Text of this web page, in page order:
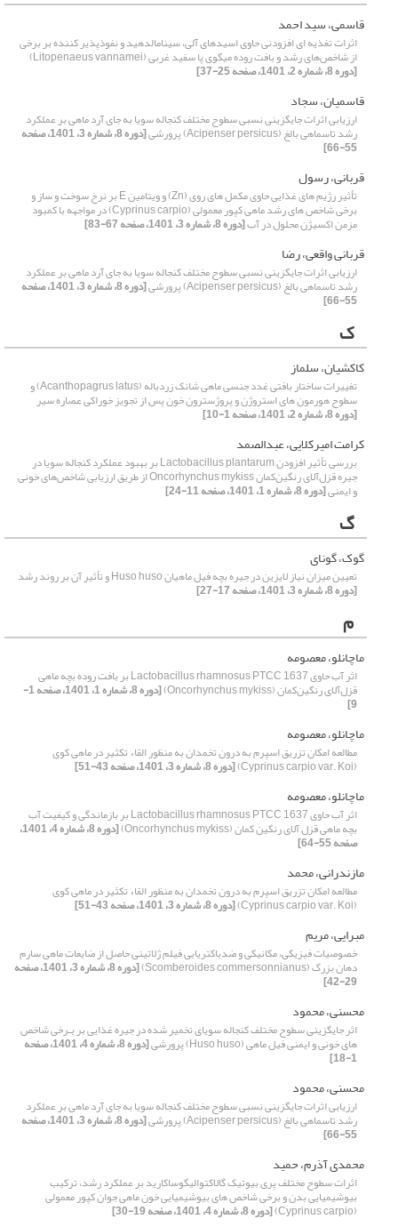
قاسمی، سید احمد
اثرات تغذیه ای افزودنی حاوی اسیدهای آلی، سینامالدهید و نفوذپذیر کننده بر برخی
از شاخص‌های رشد و بافت روده میگوی پا سفید غربی (Litopenaeus vannamei)
[دوره 8، شماره 2، 1401، صفحه 25-37]
قاسمیان، سجاد
ارزیابی اثرات جایگزینی نسبی سطوح مختلف کنجاله سویا به جای آرد ماهی بر عملکرد
رشد تاسماهی بالغ (Acipenser persicus) پرورشی [دوره 8، شماره 3، 1401، صفحه
55-66]
قربانی، رسول
تأثیر رژیم های غذایی حاوی مکمل های روی (Zn) و ویتامین E بر نرخ سوخت و ساز و
برخی شاخص های رشد ماهی کپور معمولی (Cyprinus carpio) در مواجهه با کمبود
مزمن اکسیژن محلول در آب[دوره 8، شماره 3، 1401، صفحه 67-83]
قربانی واقعی، رضا
ارزیابی اثرات جایگزینی نسبی سطوح مختلف کنجاله سویا به جای آرد ماهی بر عملکرد
رشد تاسماهی بالغ (Acipenser persicus) پرورشی [دوره 8، شماره 3، 1401، صفحه
55-66]
ک
کاکشیان، سلماز
تغییرات ساختار بافتی غدد جنسی ماهی شانک زردباله (Acanthopagrus latus) و
سطوح هورمون های استروژن و پروژسترون خون پس از تجویز خوراکی عصاره سیر
[دوره 8، شماره 2، 1401، صفحه 1-10]
کرامت امیرکلایی، عبدالصمد
بررسی تأثیر افزودن Lactobacillus plantarum بر بهبود عملکرد کنجاله سویا در
جیره قزل‌آلای رنگین‌کمان Oncorhynchus mykiss از طریق ارزیابی شاخص‌های خونی
و ایمنی[دوره 8، شماره 1، 1401، صفحه 11-24]
گ
گوک، گونای
تعیین میزان نیاز لایزین در جیره بچه فیل ماهیان Huso huso و تأثیر آن بر روند رشد
[دوره 8، شماره 3، 1401، صفحه 17-27]
م
ماچانلو، معصومه
اثر آب حاوی Lactobacillus rhamnosus PTCC 1637 بر بافت روده بچه ماهی
قزل‌آلای رنگین‌کمان (Oncorhynchus mykiss) [دوره 8، شماره 1، 1401، صفحه 1-
9]
ماچانلو، معصومه
مطالعه امکان تزریق اسپرم به درون تخمدان به منظور القاء تکثیر در ماهی کوی
(Cyprinus carpio var. Koi) [دوره 8، شماره 3، 1401، صفحه 43-51]
ماچانلو، معصومه
اثر آب حاوی Lactobacillus rhamnosus PTCC 1637 بر بازماندگی و کیفیت آب
بچه ماهی قزل آلای رنگین کمان (Oncorhynchus mykiss) [دوره 8، شماره 4، 1401،
صفحه 55-64]
مازندرانی، محمد
مطالعه امکان تزریق اسپرم به درون تخمدان به منظور القاء تکثیر در ماهی کوی
(Cyprinus carpio var. Koi) [دوره 8، شماره 3، 1401، صفحه 43-51]
مبرایی، مریم
خصوصیات فیزیکی، مکانیکی و ضدباکتریایی فیلم‌ ژلاتینی حاصل از ضایعات ماهی سارم
دهان بزرگ (Scomberoides commersonnianus) [دوره 8، شماره 3، 1401، صفحه
29-42]
محسنی، محمود
اثر جایگزینی سطوح مختلف کنجاله سویای تخمیر شده در جیره غذایی بر بـرخی شاخص
های خونی و ایمنی فیل ماهی (Huso huso) پرورشی [دوره 8، شماره 4، 1401، صفحه
1-18]
محسنی، محمود
ارزیابی اثرات جایگزینی نسبی سطوح مختلف کنجاله سویا به جای آرد ماهی بر عملکرد
رشد تاسماهی بالغ (Acipenser persicus) پرورشی [دوره 8، شماره 3، 1401، صفحه
55-66]
محمدی آذرم، حمید
اثرات سطوح مختلف پری بیوتیک گالاکتوالیگوساکارید بر عملکرد رشد، ترکیب
بیوشیمیایی بدن و برخی شاخص های بیوشیمیایی خون ماهی جوان کپور معمولی
(Cyprinus carpio) [دوره 8، شماره 4، 1401، صفحه 19-30]